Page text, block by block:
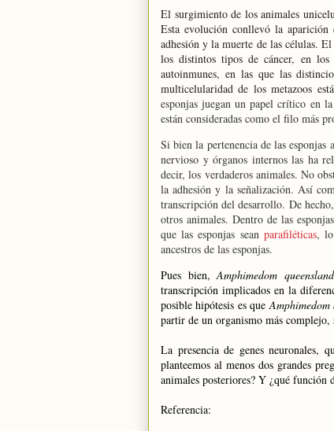
El surgimiento de los animales
Esta evolución conllevó la
adhesión y la muerte de las células.
los distintos tipos de cáncer, en
autoinmunes, en las que las
multicelularidad de los metazoos
esponjas juegan un papel crítico en
están consideradas como el filo más
Si bien la pertenencia de las
nervioso y órganos internos las ha
decir, los verdaderos animales. No
la adhesióny la señalización. Así
transcripción del desarrollo. De
otros animales. Dentro de las
que las esponjas sean parafiléticas, lo
ancestros de las esponjas.
Pues bien,Amphimedom
transcripción implicados en la
posible hipótesis es queAmphimedom
partir de un organismo más complejo,
La presencia de genes neuronales,
planteemos al menos dos grandes
animales posteriores? Y ¿qué función
Referencia: